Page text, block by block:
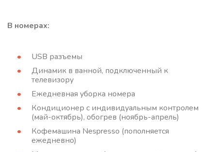
В номерах:
USB разъемы
Динамик в ванной, подключенный к
телевизору
Ежедневная уборка номера
Кондиционер с индивидуальным контролем
(май-октябрь), обогрев (ноябрь-апрель)
Кофемашина Nespresso (пополняется
ежедневно)